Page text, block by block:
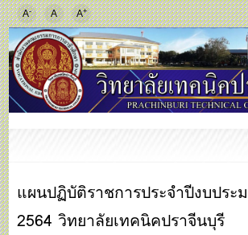
A- A A+
แผนปฏิบัติราชการประจำปีงบปร
2564 วิทยาลัยเทคนิคปราจีนบุรี